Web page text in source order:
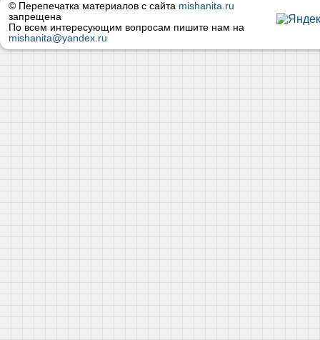
© Перепечатка материалов с сайта mishanita.ru
запрещена
По всем интересующим вопросам пишите нам на
mishanita@yandex.ru